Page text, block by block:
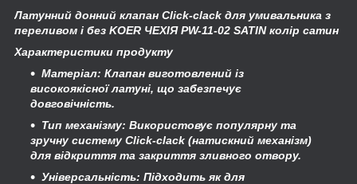
Латунний донний клапан Click-clack для умивальника з
переливом і без KOER ЧЕХІЯ PW-11-02 SATIN колір сатин
Характеристики продукту
Матеріал: Клапан виготовлений із
високоякісноїлатуні, що забезпечує
довговічність.
Тип механізму: Використовує популярну та
зручну систему Click-clack (натискний механізм)
для відкриття та закриття зливного отвору.
Універсальність: Підходить як для